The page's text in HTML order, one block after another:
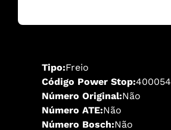
Tipo:Freio
Código Power Stop:400054
Número Original:Não
Número ATE:Não
Número Bosch:Não